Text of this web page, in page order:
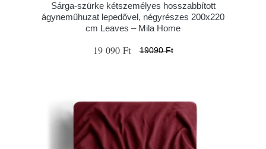
Sárga-szürke kétszemélyes hosszabbított
ágyneműhuzat lepedővel, négyrészes 200x220
cm Leaves – Mila Home
19 090 Ft 19090 Ft